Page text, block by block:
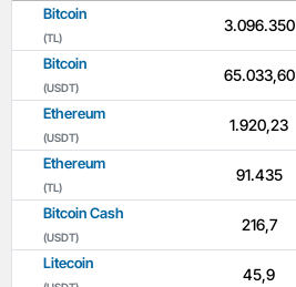
Bitcoin
(TL)
3.096.350
Bitcoin
(USDT)
65.033,60
Ethereum
(USDT)
1.920,23
Ethereum
(TL)
91.435
Bitcoin Cash
(USDT)
216,7
Litecoin
45,9